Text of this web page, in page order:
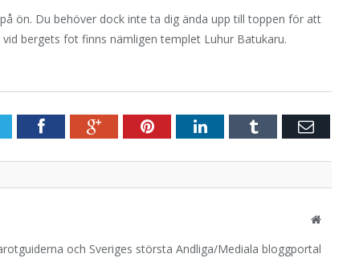
ön. Du behöver dock inte ta dig ända upp till toppen för att
bergets fot finns nämligen templet Luhur Batukaru.
FacebookGoogle+PinterestLinkedInTumblr E-
Website
och Sveriges största Andliga/Mediala bloggportal